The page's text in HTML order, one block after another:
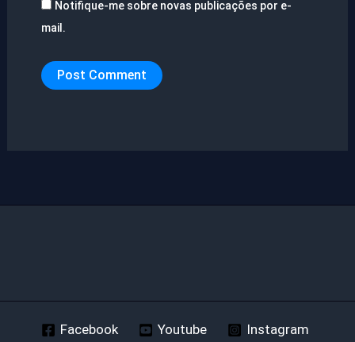
Notifique-me sobre novas publicações por e-
mail.
Facebook Youtube Instagram